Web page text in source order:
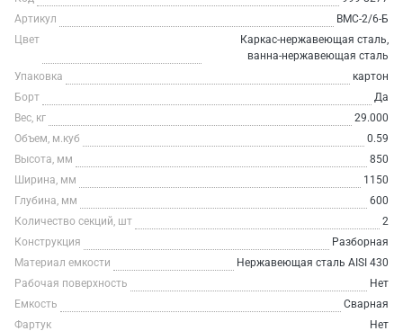
Артикул
ВМС-2/6-Б
Цвет
Каркас-нержавеющая сталь,
ванна-нержавеющая сталь
Упаковка
картон
Борт
Да
Вес, кг
29.000
Объем, м.куб
0.59
Высота, мм
850
Ширина, мм
1150
Глубина, мм
600
Количество секций, шт
2
Конструкция
Разборная
Материал емкости
Нержавеющая сталь AISI 430
Рабочая поверхность
Нет
Емкость
Сварная
Фартук
Нет